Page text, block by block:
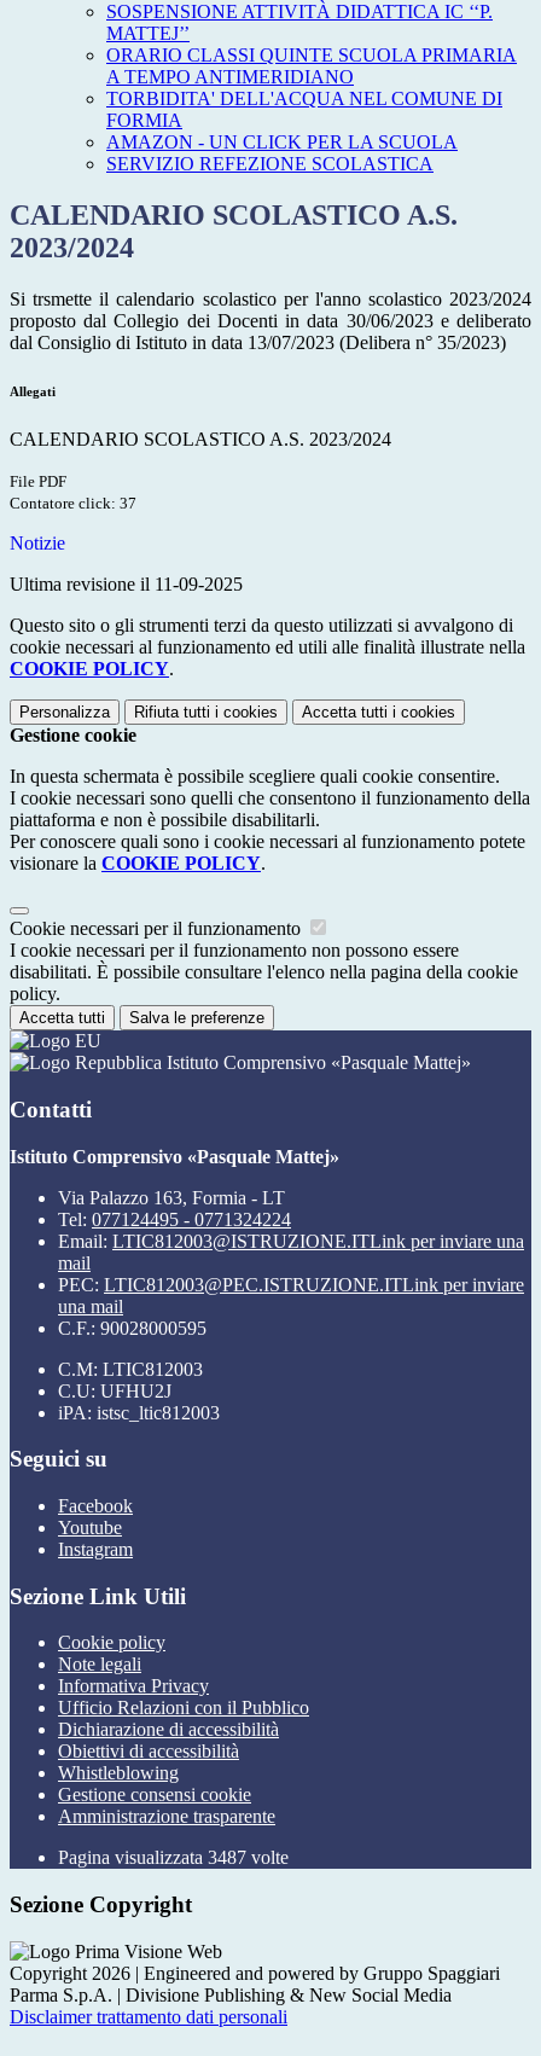
SOSPENSIONE ATTIVITÀ DIDATTICA IC ‘‘P.
MATTEJ’’
ORARIO CLASSI QUINTE SCUOLA PRIMARIA
A TEMPO ANTIMERIDIANO
TORBIDITA' DELL'ACQUA NEL COMUNE DI
FORMIA
AMAZON - UN CLICK PER LA SCUOLA
SERVIZIO REFEZIONE SCOLASTICA
CALENDARIO SCOLASTICO A.S.
2023/2024
Si trsmette il calendario scolastico per l'anno scolastico 2023/2024
proposto dal Collegio dei Docenti in data 30/06/2023 e deliberato
dal Consiglio di Istituto in data 13/07/2023 (Delibera n° 35/2023)
Allegati
CALENDARIO SCOLASTICO A.S. 2023/2024
File PDF
Contatore click: 37
Notizie
Ultima revisione il 11-09-2025
Questo sito o gli strumenti terzi da questo utilizzati si avvalgono di
cookie necessari al funzionamento ed utili alle finalità illustrate nella
COOKIE POLICY.
Personalizza Rifiuta tutti i cookies Accetta tutti i cookies
Gestione cookie
In questa schermata è possibile scegliere quali cookie consentire.
I cookie necessari sono quelli che consentono il funzionamento della
piattaforma e non è possibile disabilitarli.
Per conoscere quali sono i cookie necessari al funzionamento potete
visionare la COOKIE POLICY.
Cookie necessari per il funzionamento
I cookie necessari per il funzionamento non possono essere
disabilitati. È possibile consultare l'elenco nella pagina della cookie
policy.
Accetta tutti Salva le preferenze
Istituto Comprensivo «Pasquale Mattej»
Contatti
Istituto Comprensivo «Pasquale Mattej»
Via Palazzo 163, Formia - LT
Tel: 077124495 - 0771324224
Email: LTIC812003@ISTRUZIONE.ITLink per inviare una
mail
PEC: LTIC812003@PEC.ISTRUZIONE.ITLink per inviare
una mail
C.F.: 90028000595
C.M: LTIC812003
C.U: UFHU2J
iPA: istsc_ltic812003
Seguici su
Facebook
Youtube
Instagram
Sezione Link Utili
Cookie policy
Note legali
Informativa Privacy
Ufficio Relazioni con il Pubblico
Dichiarazione di accessibilità
Obiettivi di accessibilità
Whistleblowing
Gestione consensi cookie
Amministrazione trasparente
Pagina visualizzata 3487 volte
Sezione Copyright
Copyright 2026 | Engineered and powered by Gruppo Spaggiari
Parma S.p.A. | Divisione Publishing & New Social Media
Disclaimer trattamento dati personali